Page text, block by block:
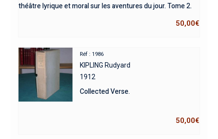
théâtre lyrique et moral sur les aventures du jour. Tome 2.
50,00€
Réf : 1986
KIPLING Rudyard
1912
Collected Verse.
50,00€